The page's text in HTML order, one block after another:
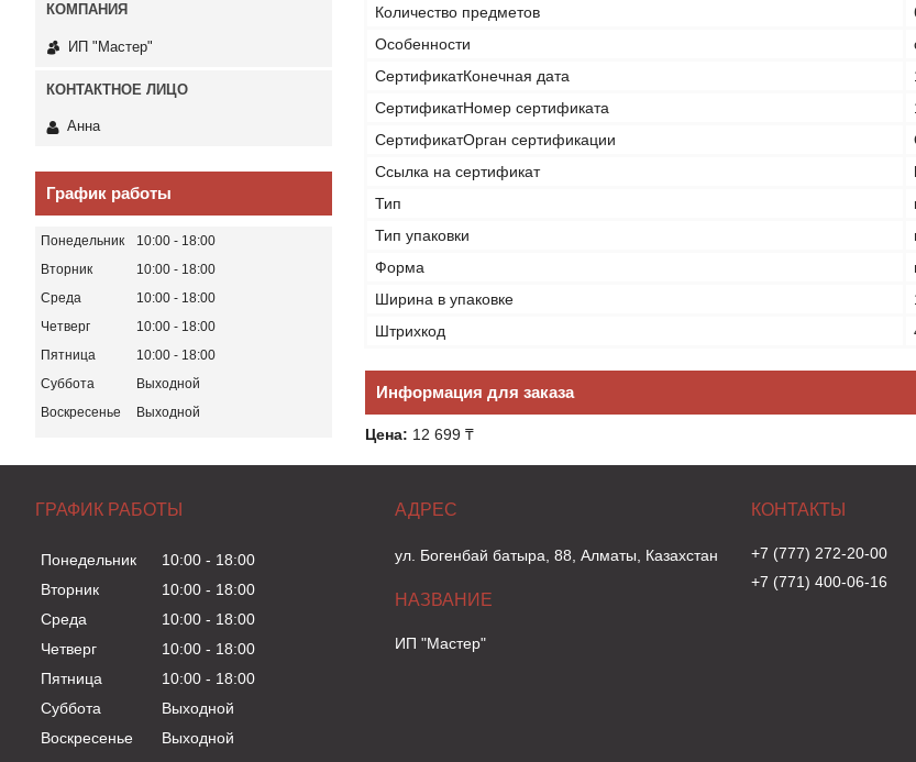
Количество предметов
Особенности
СертификатКонечная дата
СертификатНомер сертификата
СертификатОрган сертификации
Ссылка на сертификат
Тип
Тип упаковки
Форма
Ширина в упаковке
Штрихкод
Информация для заказа
Цена: 12 699 ₸
ИП "Мастер"
Анна
График работы
Понедельник 10:00
18:00
Вторник
10:00
18:00
Среда
10:00
18:00
Четверг
10:00
18:00
Пятница
10:00
18:00
Суббота
Выходной
Воскресенье
Выходной
ГРАФИК РАБОТЫ
Понедельник 10:00
18:00
Вторник
10:00
18:00
Среда
10:00
18:00
Четверг
10:00
18:00
Пятница
10:00
18:00
Суббота
Выходной
Воскресенье
Выходной
ул. Богенбай батыра, 88, Алматы, Казахстан
ИП "Мастер"
+7 (777) 272-20-00
+7 (771) 400-06-16